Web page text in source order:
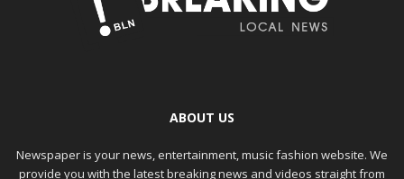
ABOUT US
Newspaper is your news, entertainment, music fashion website. We
provide you with the latest breaking news and videos straight from